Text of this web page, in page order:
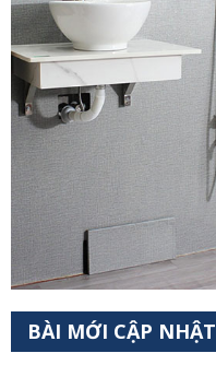
BÀI MỚI CẬP NHẬT